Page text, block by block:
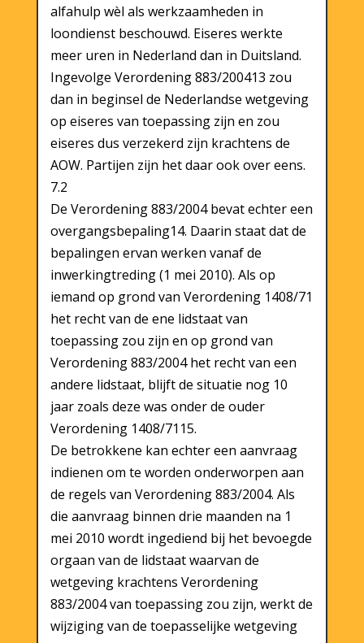
alfahulp wèl als werkzaamheden in
loondienst beschouwd. Eiseres werkte
meer uren in Nederland dan in Duitsland.
Ingevolge Verordening 883/200413 zou
dan in beginsel de Nederlandse wetgeving
op eiseres van toepassing zijn en zou
eiseres dus verzekerd zijn krachtens de
AOW. Partijen zijn het daar ook over eens.
7.2
De Verordening 883/2004 bevat echter een
overgangsbepaling14. Daarin staat dat de
bepalingen ervan werken vanaf de
inwerkingtreding (1 mei 2010). Als op
iemand op grond van Verordening 1408/71
het recht van de ene lidstaat van
toepassing zou zijn en op grond van
Verordening 883/2004 het recht van een
andere lidstaat, blijft de situatie nog 10
jaar zoals deze was onder de ouder
Verordening 1408/7115.
De betrokkene kan echter een aanvraag
indienen om te worden onderworpen aan
de regels van Verordening 883/2004. Als
die aanvraag binnen drie maanden na 1
mei 2010 wordt ingediend bij het bevoegde
orgaan van de lidstaat waarvan de
wetgeving krachtens Verordening
883/2004 van toepassing zou zijn, werkt de
wijziging van de toepasselijke wetgeving